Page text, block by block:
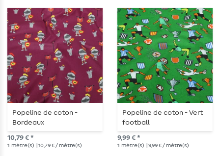
Popeline de coton -
Bordeaux
10,79 € *
1 mètre(s) | 10,79 € / mètre(s)
Popeline de coton - Vert
football
9,99 € *
1 mètre(s) | 9,99 € / mètre(s)